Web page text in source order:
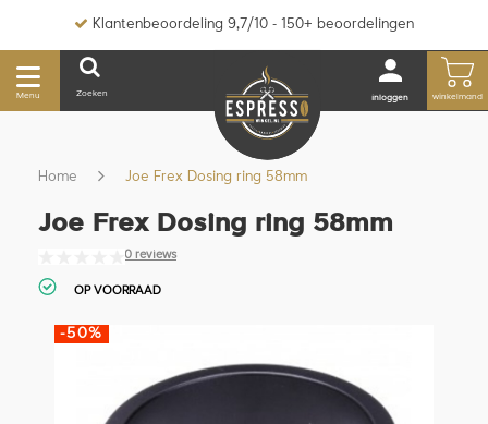
Klantenbeoordeling 9,7/10 - 150+ beoordelingen
Menu Zoeken inloggen winkelmand
Home Joe Frex Dosing ring 58mm
Joe Frex Dosing ring 58mm
0 reviews
OP VOORRAAD
-50%